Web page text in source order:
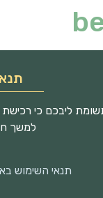
ליבכם כי רכישת
למשך חודש
תנאי השימוש